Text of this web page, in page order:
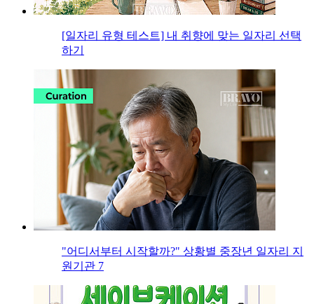
[일자리 유형 테스트] 내 취향에 맞는 일자리 선택
하기
"어디서부터 시작할까?" 상황별 중장년 일자리 지
원기관 7